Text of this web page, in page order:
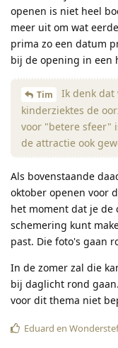
openen is niet heel
meer uit om wat
prima zo een datum
bij de opening in een
Tim
Ik denk
kinderziektes de
voor "betere sfeer"
de attractie ook
Als bovenstaande
oktober openen voor
het moment dat je de
schemering kunt
past. Die foto's gaan
In de zomer zal die
bij daglicht rond
voor dit thema niet
Eduard en